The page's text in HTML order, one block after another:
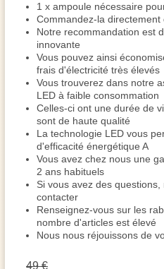
1 x ampoule nécessaire
Commandez-la directement
Notre recommandation est
innovante
Vous pouvez ainsi
frais d'électricité très élevés
Vous trouverez dans notre
LED à faible consommation
Celles-ci ont une durée de
sont de haute qualité
La technologie LED vous
d'efficacité énergétique A
Vous avez chez nous une
2 ans habituels
Si vous avez des
contacter
Renseignez-vous sur les
nombre d'articles est élevé
Nous nous réjouissons de
49 €